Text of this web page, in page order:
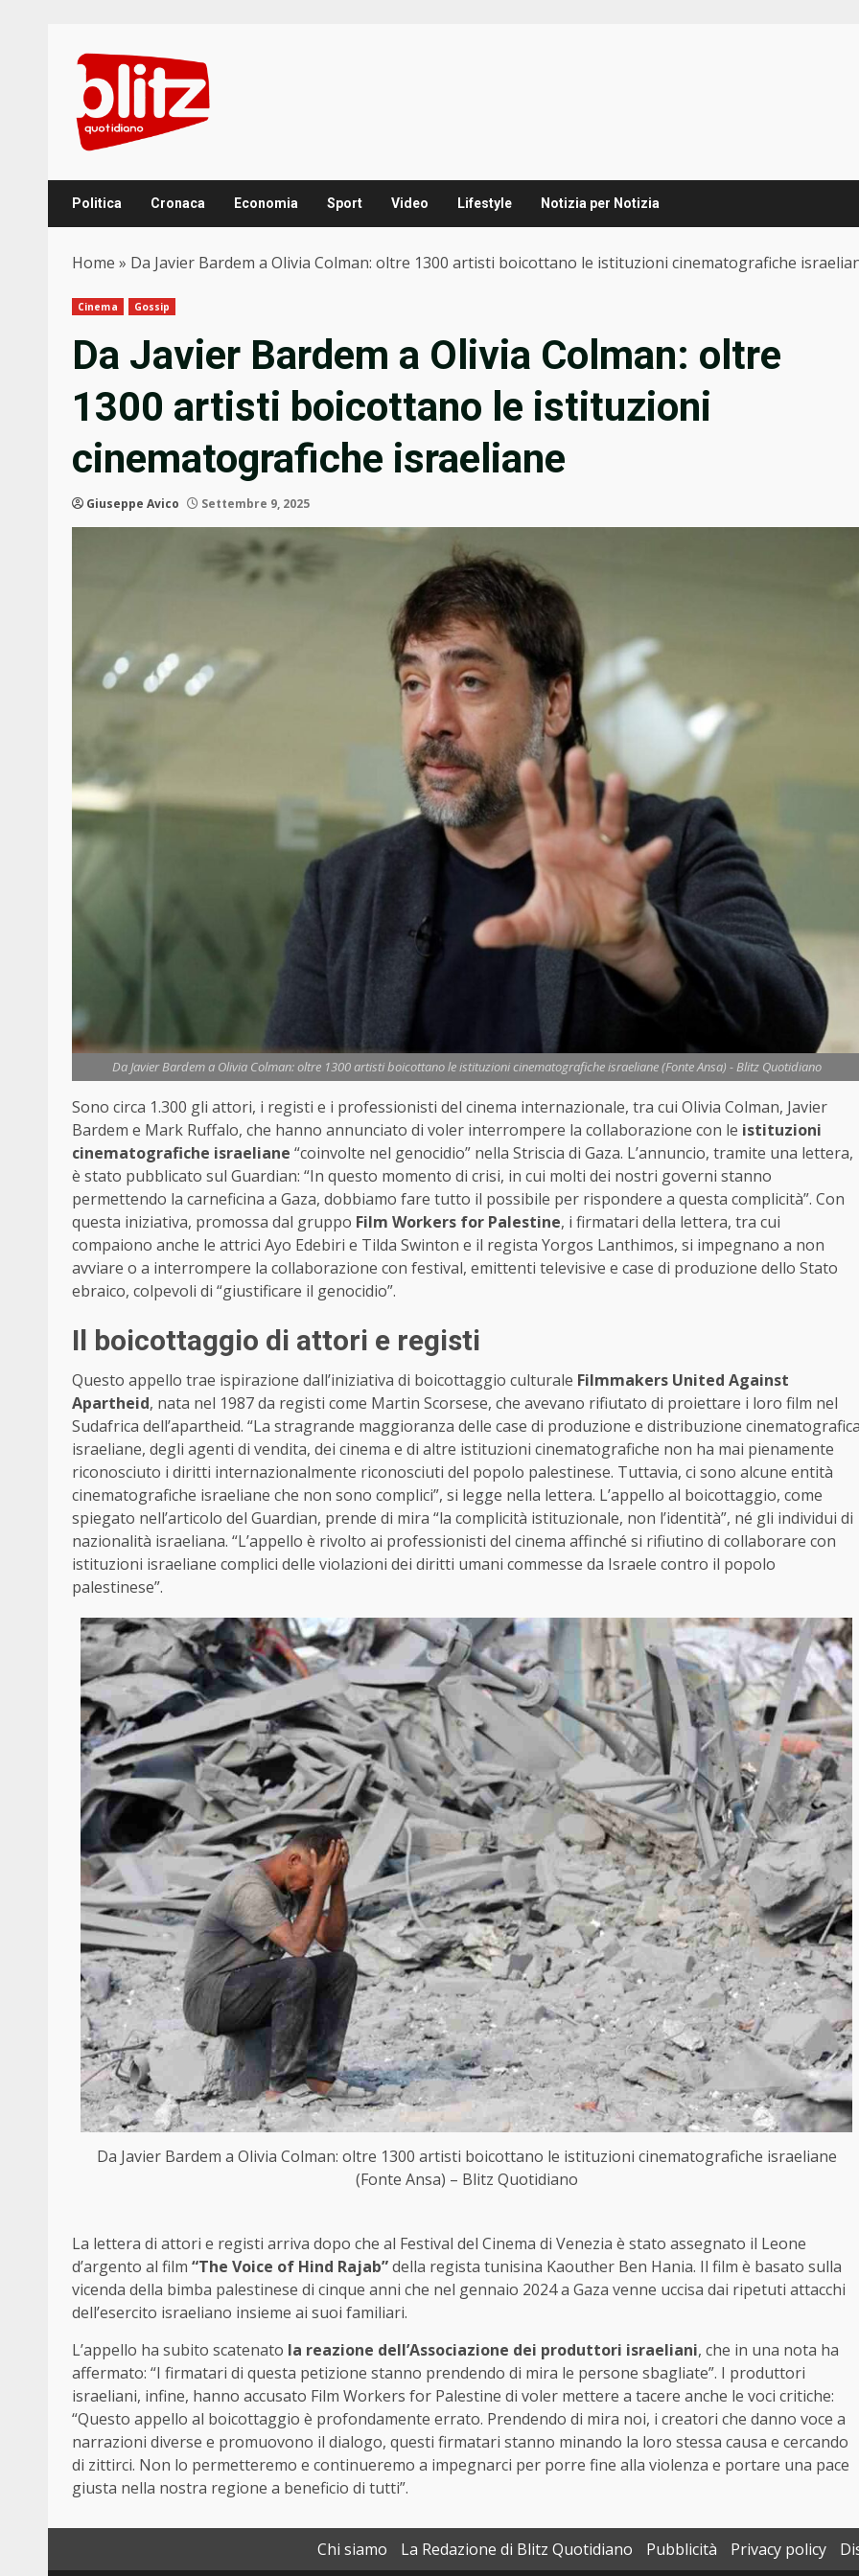
content
Politica Cronaca Economia Sport Video Lifestyle Notizia per Notizia
Home » Da Javier Bardem a Olivia Colman: oltre 1300 artisti boicottano le istituzioni cinematografiche
Cinema Gossip
Da Javier Bardem a Olivia Colman: oltre
1300 artisti boicottano le istituzioni
cinematografiche israeliane
Giuseppe Avico Settembre 9, 2025
Da Javier Bardem a Olivia Colman: oltre 1300 artisti boicottano le istituzioni cinematografiche israeliane (Fonte Ansa) - Blitz Quotidiano
Sono circa 1.300 gli attori, i registi e i professionisti del cinema internazionale, tra cui Olivia Colman, Javier
Bardem e Mark Ruffalo, che hanno annunciato di voler interrompere la collaborazione con le istituzioni
cinematografiche israeliane “coinvolte nel genocidio” nella Striscia di Gaza. L’annuncio, tramite una lettera,
è stato pubblicato sul Guardian: “In questo momento di crisi, in cui molti dei nostri governi stanno
permettendo la carneficina a Gaza, dobbiamo fare tutto il possibile per rispondere a questa complicità”. Con
questa iniziativa, promossa dal gruppo Film Workers for Palestine, i firmatari della lettera, tra cui
compaiono anche le attrici Ayo Edebiri e Tilda Swinton e il regista Yorgos Lanthimos, si impegnano a non
avviare o a interrompere la collaborazione con festival, emittenti televisive e case di produzione dello Stato
ebraico, colpevoli di “giustificare il genocidio”.
Il boicottaggio di attori e registi
Questo appello trae ispirazione dall’iniziativa di boicottaggio culturale Filmmakers United Against
Apartheid, nata nel 1987 da registi come Martin Scorsese, che avevano rifiutato di proiettare i loro film nel
Sudafrica dell’apartheid. “La stragrande maggioranza delle case di produzione e distribuzione
israeliane, degli agenti di vendita, dei cinema e di altre istituzioni cinematografiche non ha mai pienamente
riconosciuto i diritti internazionalmente riconosciuti del popolo palestinese. Tuttavia, ci sono alcune entità
cinematografiche israeliane che non sono complici”, si legge nella lettera. L’appello al boicottaggio, come
spiegato nell’articolo del Guardian, prende di mira “la complicità istituzionale, non l’identità”, né gli individui di
nazionalità israeliana. “L’appello è rivolto ai professionisti del cinema affinché si rifiutino di collaborare con
istituzioni israeliane complici delle violazioni dei diritti umani commesse da Israele contro il popolo
palestinese”.
Da Javier Bardem a Olivia Colman: oltre 1300 artisti boicottano le istituzioni cinematografiche israeliane
(Fonte Ansa) – Blitz Quotidiano
La lettera di attori e registi arriva dopo che al Festival del Cinema di Venezia è stato assegnato il Leone
d’argento al film “The Voice of Hind Rajab”della regista tunisina Kaouther Ben Hania. Il film è basato sulla
vicenda della bimba palestinese di cinque anni che nel gennaio 2024 a Gaza venne uccisa dai ripetuti attacchi
dell’esercito israeliano insieme ai suoi familiari.
L’appello ha subito scatenato la reazione dell’Associazione dei produttori israeliani, che in una nota ha
affermato: “I firmatari di questa petizione stanno prendendo di mira le persone sbagliate”. I produttori
israeliani, infine, hanno accusato Film Workers for Palestine di voler mettere a tacere anche le voci critiche:
“Questo appello al boicottaggio è profondamente errato. Prendendo di mira noi, i creatori che danno voce a
narrazioni diverse e promuovono il dialogo, questi firmatari stanno minando la loro stessa causa e cercando
di zittirci. Non lo permetteremo e continueremo a impegnarci per porre fine alla violenza e portare una pace
giusta nella nostra regione a beneficio di tutti”.
Chi siamo La Redazione di Blitz Quotidiano Pubblicità Privacy policy